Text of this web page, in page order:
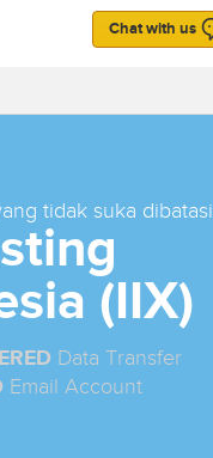
Chat with us
tidak suka dibatasi
(IIX)
Data Transfer
Email Account